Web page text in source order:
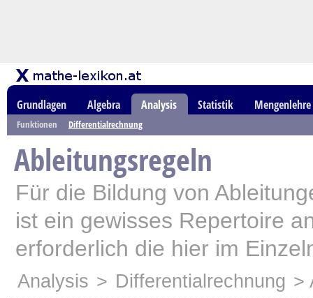
Grundlagen Algebra Analysis Statistik Mengenlehre
Funktionen Differentialrechnung
Ableitungsregeln
Für die Bildung von
ist ein gewisses Repertoire
erforderlich die hier im
Analysis > Differentialrechnung >